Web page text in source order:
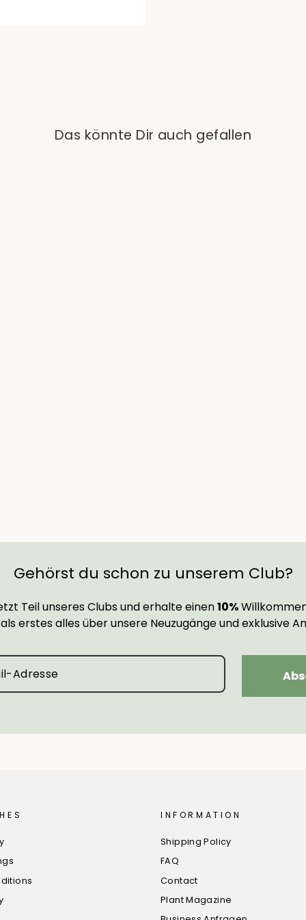
Das könnte Dir auch gefallen
Gehörst du schon zu unserem Club?
Teil unseres Clubs und erhalte einen10%
erstes alles über unsere Neuzugänge und exklusive
INFORMATION
Shipping Policy
FAQ
Contact
Plant Magazine